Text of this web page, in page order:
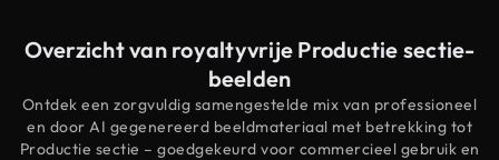
Overzicht van royaltyvrije Productie sectie-
beelden
Ontdek een zorgvuldig samengestelde mix van professioneel
en door AI gegenereerd beeldmateriaal met betrekking tot
Productie sectie – goedgekeurd voor commercieel gebruik en